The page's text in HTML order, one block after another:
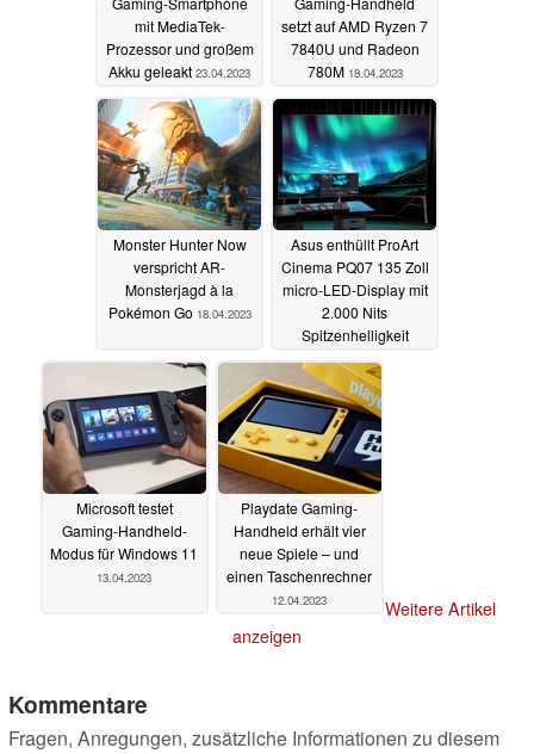
mit MediaTek-
Prozessor und großem
Akku geleakt 23.04.2023
setzt auf AMD Ryzen 7
7840U und Radeon
780M 18.04.2023
Monster Hunter Now
verspricht AR-
Monsterjagd à la
Pokémon Go 18.04.2023
Asus enthüllt ProArt
Cinema PQ07 135 Zoll
micro-LED-Display mit
2.000 Nits
Spitzenhelligkeit
17.04.2023
Microsoft testet
Gaming-Handheld-
Modus für Windows 11
13.04.2023
Playdate Gaming-
Handheld erhält vier
neue Spiele – und
einen Taschenrechner
12.04.2023
Weitere Artikel
anzeigen
Kommentare
Fragen, Anregungen, zusätzliche Informationen zu diesem